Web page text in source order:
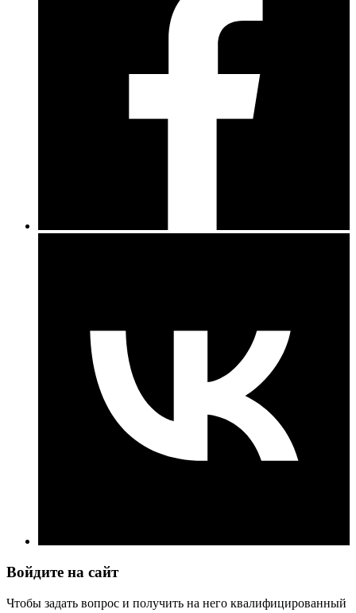
Войдите на сайт
Чтобы задать вопрос и получить на него квалифицированный